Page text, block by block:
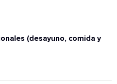
(desayuno, comida y